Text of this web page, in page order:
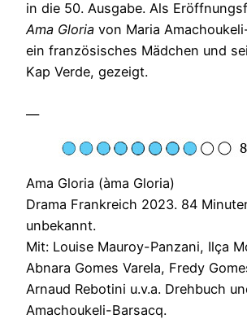
in die 50. Ausgabe. Als
Ama Gloria von Maria
ein französisches Mädchen und
Kap Verde, gezeigt.
—
Ama Gloria (àma Gloria)
Drama Frankreich 2023. 84
unbekannt.
Mit: Louise Mauroy-Panzani, Ilça
Abnara Gomes Varela, Fredy
Arnaud Rebotini u.v.a. Drehbuch
Amachoukeli-Barsacq.